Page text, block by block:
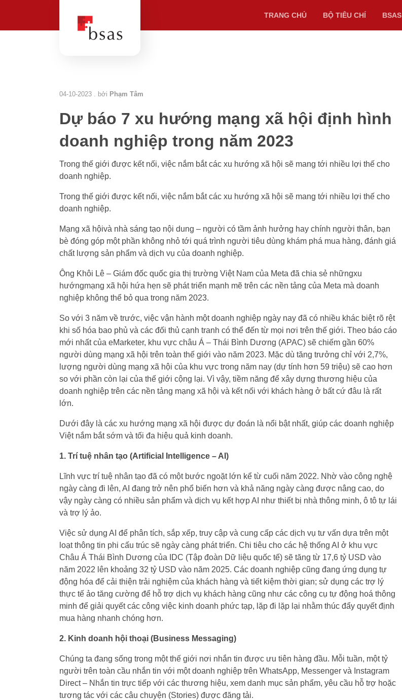
TRANG CHỦ BỘ TIÊU CHÍ BSAS
04-10-2023 . bởi Phạm Tâm
Dự báo 7 xu hướng mạng xã hội định hình
doanh nghiệp trong năm 2023
Trong thế giới được kết nối, việc nắm bắt các xu hướng xã hội sẽ mang tới nhiều lợi thế cho
doanh nghiệp.
Trong thế giới được kết nối, việc nắm bắt các xu hướng xã hội sẽ mang tới nhiều lợi thế cho
doanh nghiệp.
Mạng xã hộivà nhà sáng tạo nội dung – người có tầm ảnh hưởng hay chính người thân, bạn
bè đóng góp một phần không nhỏ tới quá trình người tiêu dùng khám phá mua hàng, đánh giá
chất lượng sản phẩm và dịch vụ của doanh nghiệp.
Ông Khôi Lê – Giám đốc quốc gia thị trường Việt Nam của Meta đã chia sẻ nhữngxu
hướngmạng xã hội hứa hẹn sẽ phát triển mạnh mẽ trên các nền tảng của Meta mà doanh
nghiệp không thể bỏ qua trong năm 2023.
So với 3 năm về trước, việc vận hành một doanh nghiệp ngày nay đã có nhiều khác biệt rõ rệt
khi số hóa bao phủ và các đối thủ cạnh tranh có thể đến từ mọi nơi trên thế giới. Theo báo cáo
mới nhất của eMarketer, khu vực châu Á – Thái Bình Dương (APAC) sẽ chiếm gần 60%
người dùng mạng xã hội trên toàn thế giới vào năm 2023. Mặc dù tăng trưởng chỉ với 2,7%,
lượng người dùng mạng xã hội của khu vực trong năm nay (dự tính hơn 59 triệu) sẽ cao hơn
so với phần còn lại của thế giới cộng lại. Vì vậy, tiềm năng để xây dựng thương hiệu của
doanh nghiệp trên các nền tảng mạng xã hội và kết nối với khách hàng ở bất cứ đâu là rất
lớn.
Dưới đây là các xu hướng mạng xã hội được dự đoán là nổi bật nhất, giúp các doanh nghiệp
Việt nắm bắt sớm và tối đa hiệu quả kinh doanh.
1. Trí tuệ nhân tạo (Artificial Intelligence – AI)
Lĩnh vực trí tuệ nhân tạo đã có một bước ngoặt lớn kể từ cuối năm 2022. Nhờ vào công nghệ
ngày càng đi lên, AI đang trở nên phổ biến hơn và khả năng ngày càng được nâng cao, do
vậy ngày càng có nhiều sản phẩm và dịch vụ kết hợp AI như thiết bị nhà thông minh, ô tô tự lái
và trợ lý ảo.
Việc sử dụng AI để phân tích, sắp xếp, truy cập và cung cấp các dịch vụ tư vấn dựa trên một
loạt thông tin phi cấu trúc sẽ ngày càng phát triển. Chi tiêu cho các hệ thống AI ở khu vực
Châu Á Thái Bình Dương của IDC (Tập đoàn Dữ liệu quốc tế) sẽ tăng từ 17,6 tỷ USD vào
năm 2022 lên khoảng 32 tỷ USD vào năm 2025. Các doanh nghiệp cũng đang ứng dụng tự
động hóa để cải thiện trải nghiệm của khách hàng và tiết kiệm thời gian; sử dụng các trợ lý
thực tế ảo tăng cường để hỗ trợ dịch vụ khách hàng cũng như các công cụ tự động hoá thông
minh để giải quyết các công việc kinh doanh phức tạp, lặp đi lặp lại nhằm thúc đẩy quyết định
mua hàng nhanh chóng hơn.
2. Kinh doanh hội thoại (Business Messaging)
Chúng ta đang sống trong một thế giới nơi nhắn tin được ưu tiên hàng đầu. Mỗi tuần, một tỷ
người trên toàn cầu nhắn tin với một doanh nghiệp trên WhatsApp, Messenger và Instagram
Direct – Nhắn tin trực tiếp với các thương hiệu, xem danh mục sản phẩm, yêu cầu hỗ trợ hoặc
tương tác với các câu chuyện (Stories) được đăng tải.